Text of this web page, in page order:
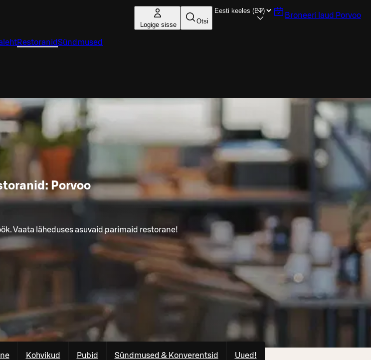
Logige sisse Otsi
Broneeri laud Porvoo
RestoranidSündmused
Porvoo
Vaata läheduses asuvaid parimaid restorane!
Kohvikud Pubid Sûndmused & Konverentsid Uued!